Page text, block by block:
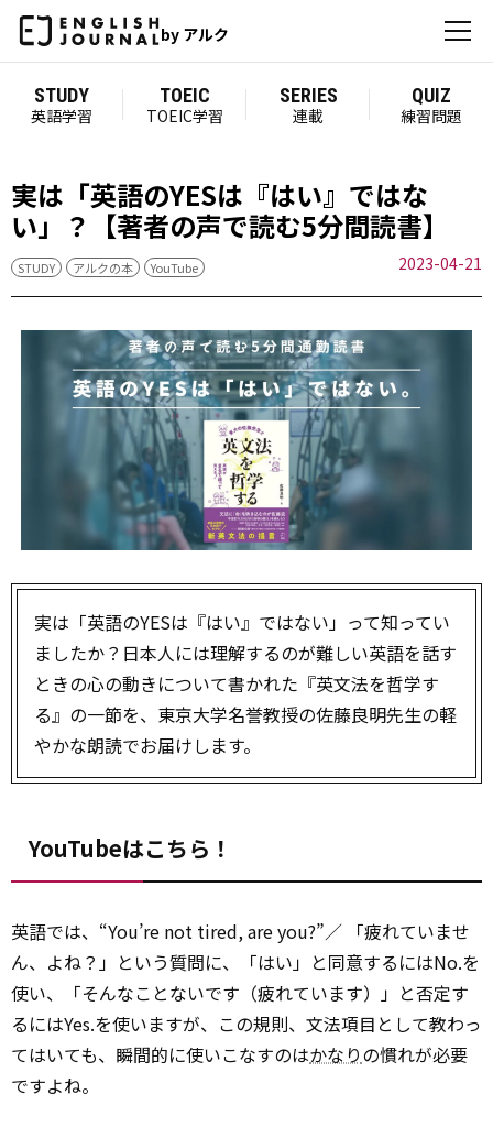
by アルク
STUDY
英語学習
TOEIC
TOEIC学習
SERIES
連載
QUIZ
練習問題
実は「英語のYESは『はい』ではな
い」？【著者の声で読む5分間読書】
STUDY アルクの本 YouTube 2023-04-21
実は「英語のYESは『はい』ではない」って知ってい
ましたか？日本人には理解するのが難しい英語を話す
ときの心の動きについて書かれた『英文法を哲学す
る』の一節を、東京大学名誉教授の佐藤良明先生の軽
やかな朗読でお届けします。
YouTubeはこちら！
英語では、“You’re not tired, are you?”／ 「疲れていませ
ん、よね？」という質問に、「はい」と同意するにはNo.を
使い、「そんなことないです（疲れています）」と否定す
るにはYes.を使いますが、この規則、文法項目として教わっ
てはいても、瞬間的に使いこなすのはかなりの慣れが必要
ですよね。